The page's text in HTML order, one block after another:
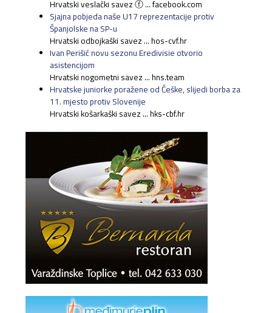
Hrvatski veslački savez ⓕ ... facebook.com
Sjajna pobjeda naše U17 reprezentacije protiv
Španjolske na SP-u
Hrvatski odbojkaški savez ... hos-cvf.hr
Ivan Perišić novu sezonu Eredivisie otvorio
asistencijom
Hrvatski nogometni savez ... hns.team
Hrvatske juniorke poražene od Češke, slijedi borba za
11. mjesto protiv Slovenije
Hrvatski košarkaški savez ... hks-cbf.hr